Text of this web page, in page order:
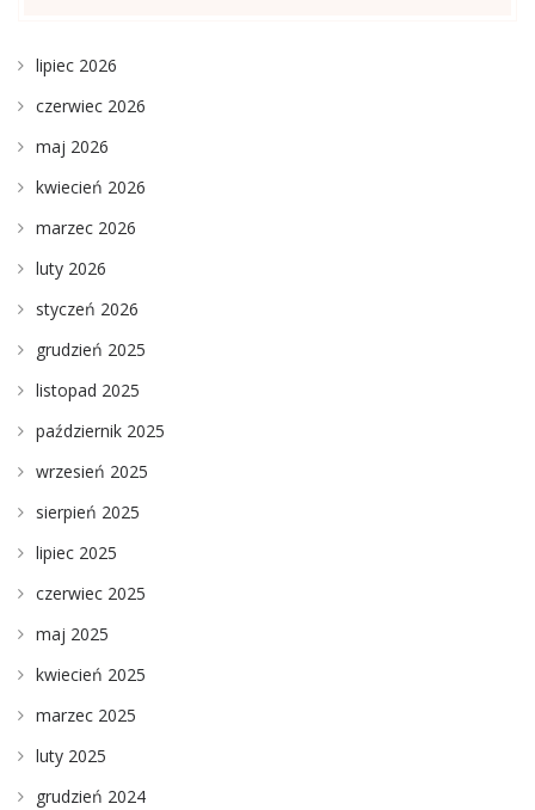
lipiec 2026
czerwiec 2026
maj 2026
kwiecień 2026
marzec 2026
luty 2026
styczeń 2026
grudzień 2025
listopad 2025
październik 2025
wrzesień 2025
sierpień 2025
lipiec 2025
czerwiec 2025
maj 2025
kwiecień 2025
marzec 2025
luty 2025
grudzień 2024